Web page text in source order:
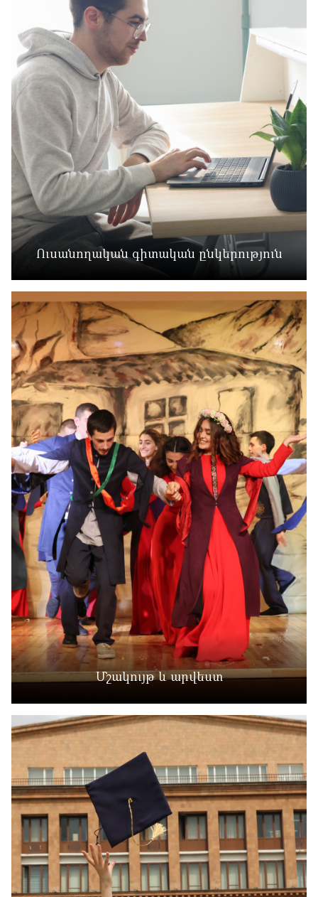
Ուսանողական գիտական ընկերություն
Մշակույթ և արվեստ